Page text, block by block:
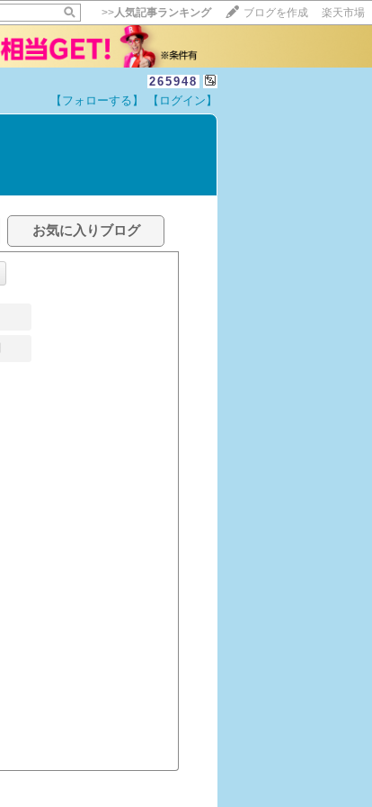
>>人気記事ランキング ブログを作成 楽天市場
265948
【フォローする】 【ログイン】
お気に入りブログ